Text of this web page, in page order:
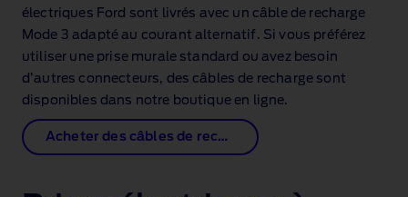
électriques Ford sont livrés avec un câble de recharge
Mode 3 adapté au courant alternatif. Si vous préférez
utiliser une prise murale standard ou avez besoin
d’autres connecteurs, des câbles de recharge sont
disponibles dans notre boutique en ligne.
Acheter des câbles de recharge